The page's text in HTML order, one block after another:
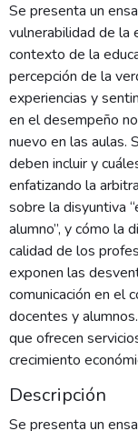
Se presenta un
vulnerabilidad de la
contexto de la
percepción de la
experiencias y
en el desempeño
nuevo en las aulas.
deben incluir y
enfatizando la
sobre la disyuntiva
alumno”, y cómo la
calidad de los
exponen las
comunicación en el
docentes y
que ofrecen
crecimiento
Descripción
Se presenta un